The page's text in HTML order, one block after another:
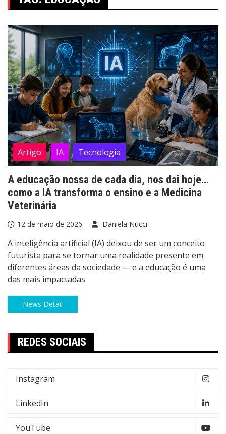
Artigo IA Tecnologia
A educação nossa de cada dia, nos dai hoje…
como a IA transforma o ensino e a Medicina
Veterinária
12 de maio de 2026 Daniela Nucci
A inteligência artificial (IA) deixou de ser um conceito
futurista para se tornar uma realidade presente em
diferentes áreas da sociedade — e a educação é uma
das mais impactadas
News Detail
REDES SOCIAIS
Instagram
LinkedIn
YouTube